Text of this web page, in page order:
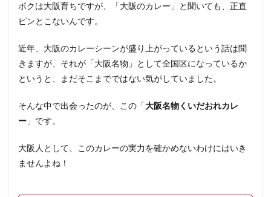
ボクは大阪育ちですが、「大阪のカレー」と聞いても、正直
ピンとこないんです。
近年、大阪のカレーシーンが盛り上がっているという話は聞
きますが、それが「大阪名物」として全国区になっているか
というと、まだそこまでではない気がしていました。
そんな中で出会ったのが、この「大阪名物くいだおれカレ
ー 」です。
大阪人として、このカレーの実力を確かめないわけにはいき
ませんよね！